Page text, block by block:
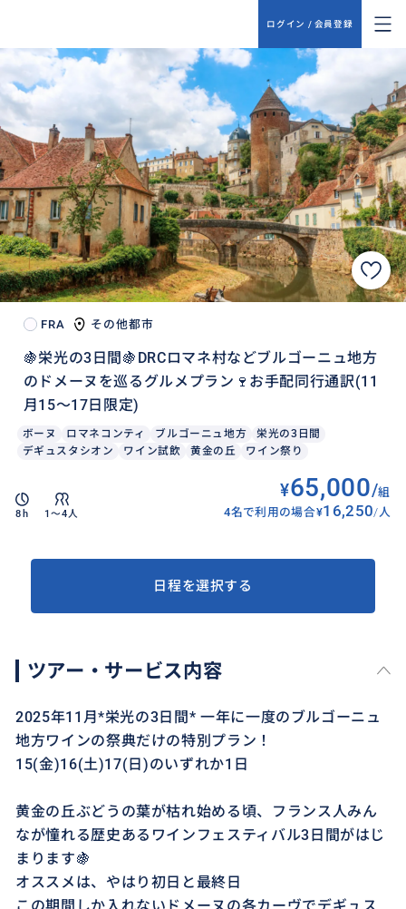
ログイン / 会員登録
FRA その他都市
🍇栄光の3日間🍇DRCロマネ村などブルゴーニュ地方
のドメーヌを巡るグルメプラン🍷お手配同行通訳(11
月15〜17日限定)
ボーヌ ロマネコンティ ブルゴーニュ地方
栄光の3日間
デギュスタシオン
ワイン試飲 黄金の丘 ワイン祭り
8h 1〜4人
¥65,000/組
4名で利用の場合¥16,250/人
日程を選択する
ツアー・サービス内容
2025年11月*栄光の3日間* 一年に一度のブルゴーニュ
地方ワインの祭典だけの特別プラン！
15(金)16(土)17(日)のいずれか1日
黄金の丘ぶどうの葉が枯れ始める頃、フランス人みん
なが憧れる歴史あるワインフェスティバル3日間がはじ
まります🍇
オススメは、やはり初日と最終日
この期間しか入れないドメーヌの各カーヴでデギュス